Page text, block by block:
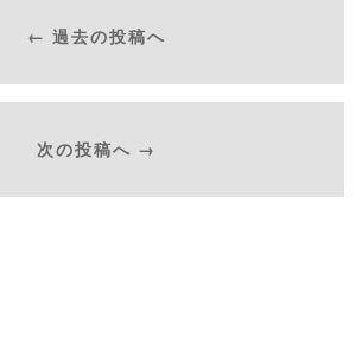
← 過去の投稿へ
次の投稿へ →